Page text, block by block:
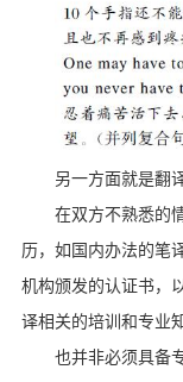
另一方面就是翻
在双方不熟悉的
历，如国内办法的笔
机构颁发的认证书，
译相关的培训和专业
也并非必须具备